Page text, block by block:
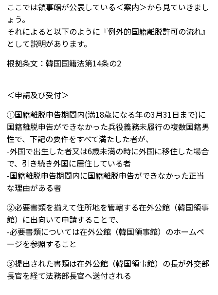
ここでは領事館が公表している＜案内＞から見ていきまし
ょう。
それによると以下のように『例外的国籍離脱許可の流れ』
として説明があります。
根拠条文：韓国国籍法第14条の2
＜申請及び受付＞
①国籍離脱申告期間内(満18歳になる年の3月31日まで)に
国籍離脱申告ができなかった兵役義務未履行の複数国籍男
性で、下記の要件をすべて満たした者が、
-外国で出生した者又は6歳未満の時に外国に移住した場合
で、引き続き外国に居住している者
-国籍離脱申告期間内に国籍離脱申告ができなかった正当
な理由がある者
②必要書類を揃えて住所地を管轄する在外公館（韓国領事
館）に出向いて申請することで、
-必要書類については在外公館（韓国領事館）のホームペ
ージを参照すること
③提出された書類は在外公館（韓国領事館）の長が外交部
長官を経て法務部長官へ送付される